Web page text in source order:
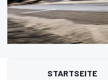
STARTSEITE